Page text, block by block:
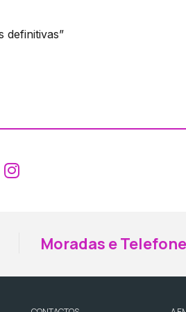
definitivas”
Aceder ao Facebook
Aceder ao
Moradas e